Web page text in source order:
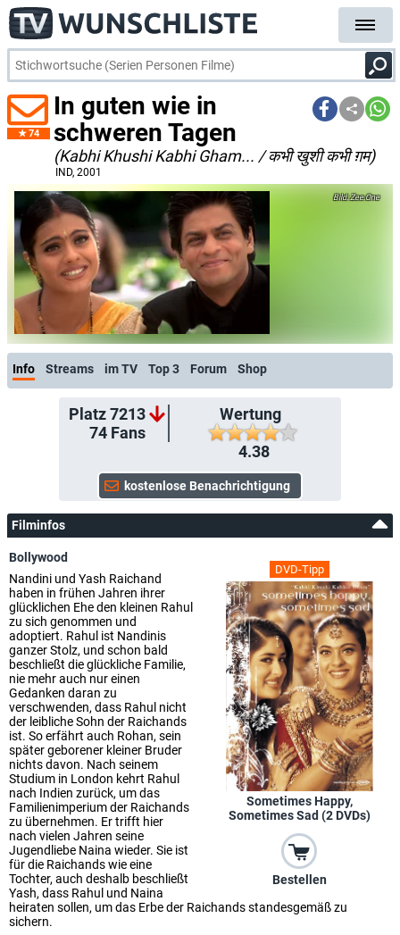
74
In guten wie in
schweren Tagen
(Kabhi Khushi Kabhi Gham... / कभी खुशी कभी ग़म)
IND, 2001
Zee.One
Info Streams im TV Top 3 Forum Shop
Platz 7213
74Fans
Wertung
4.38
Filminfos
DVD-Tipp
Sometimes Happy,
Sometimes Sad (2 DVDs)
Bestellen
Bollywood
Nandini und Yash Raichand
haben in frühen Jahren ihrer
glücklichen Ehe den kleinen Rahul
zu sich genommen und
adoptiert. Rahul ist Nandinis
ganzer Stolz, und schon bald
beschließt die glückliche Familie,
nie mehr auch nur einen
Gedanken daran zu
verschwenden, dass Rahul nicht
der leibliche Sohn der Raichands
ist. So erfährt auch Rohan, sein
später geborener kleiner Bruder
nichts davon. Nach seinem
Studium in London kehrt Rahul
nach Indien zurück, um das
Familienimperium der Raichands
zu übernehmen. Er trifft hier
nach vielen Jahren seine
Jugendliebe Naina wieder. Sie ist
für die Raichands wie eine
Tochter, auch deshalb beschließt
Yash, dass Rahul und Naina
heiraten sollen, um das Erbe der Raichands standesgemäß zu
sichern.